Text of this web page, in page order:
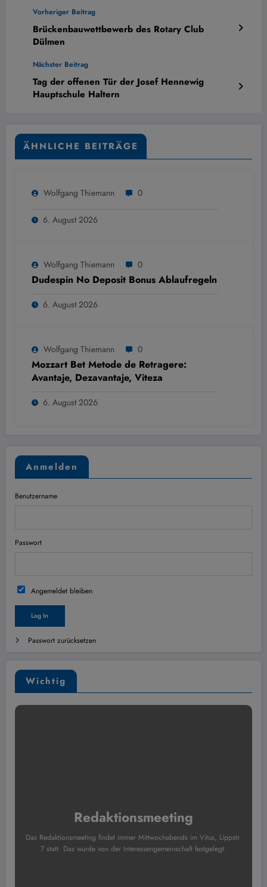
Vorheriger Beitrag
Brückenbauwettbewerb des Rotary Club
Dülmen
Nächster Beitrag
Tag der offenen Tür der Josef Hennewig
Hauptschule Haltern
ÄHNLICHE BEITRÄGE
Wolfgang Thiemann 0
6. August 2026
Wolfgang Thiemann 0
Dudespin No Deposit Bonus Ablaufregeln
6. August 2026
Wolfgang Thiemann 0
Mozzart Bet Metode de Retragere:
Avantaje, Dezavantaje, Viteza
6. August 2026
Anmelden
Benutzername
Passwort
Angemeldet bleiben
Passwort zurücksetzen
Wichtig
Redaktionsmeeting
Das Redaktionsmeeting findet immer Mittwochabends im Vitus, Lippstr.
7 statt. Das wurde von der Interessengemeinschaft festgelegt.